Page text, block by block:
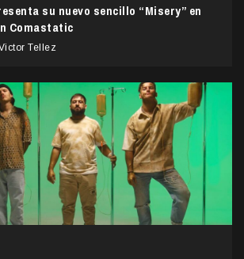
su nuevo sencillo “Misery” en
Comastatic
Tellez